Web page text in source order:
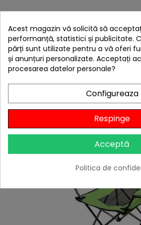
Outdoor Kitchen
40,00 lei
Niciun
-10%cu codul
În stoc
Adaugă în
Acest magazin vă solicită să
performanță, statistici și publicitate.
părți sunt utilizate pentru a vă oferi
și anunțuri personalizate. Acceptați
procesarea datelor personale?
Configureaza
Respinge
Acceptă
Politica de